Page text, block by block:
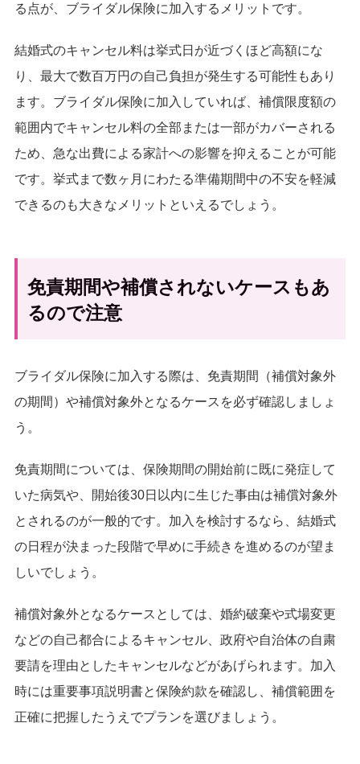
る点が、ブライダル保険に加入するメリットです。
結婚式のキャンセル料は挙式日が近づくほど高額にな
り、最大で数百万円の自己負担が発生する可能性もあり
ます。ブライダル保険に加入していれば、補償限度額の
範囲内でキャンセル料の全部または一部がカバーされる
ため、急な出費による家計への影響を抑えることが可能
です。挙式まで数ヶ月にわたる準備期間中の不安を軽減
できるのも大きなメリットといえるでしょう。
免責期間や補償されないケースもあ
るので注意
ブライダル保険に加入する際は、免責期間（補償対象外
の期間）や補償対象外となるケースを必ず確認しましょ
う。
免責期間については、保険期間の開始前に既に発症して
いた病気や、開始後30日以内に生じた事由は補償対象外
とされるのが一般的です。加入を検討するなら、結婚式
の日程が決まった段階で早めに手続きを進めるのが望ま
しいでしょう。
補償対象外となるケースとしては、婚約破棄や式場変更
などの自己都合によるキャンセル、政府や自治体の自粛
要請を理由としたキャンセルなどがあげられます。加入
時には重要事項説明書と保険約款を確認し、補償範囲を
正確に把握したうえでプランを選びましょう。